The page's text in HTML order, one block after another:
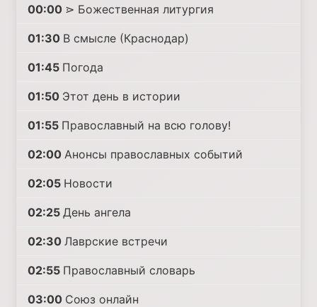
00:00 ⋗ Божественная литургия
01:30 В смысле (Краснодар)
01:45 Погода
01:50 Этот день в истории
01:55 Православный на всю голову!
02:00 Анонсы православных событий
02:05 Новости
02:25 День ангела
02:30 Лаврские встречи
02:55 Православный словарь
03:00 Союз онлайн